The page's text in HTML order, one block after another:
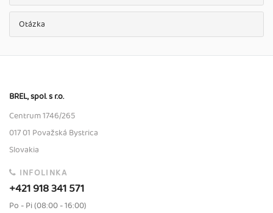
Otázka
BREL, spol. s r.o.
Centrum 1746/265
017 01 Považská Bystrica
Slovakia
INFOLINKA
+421 918 341 571
Po - Pi (08:00 - 16:00)